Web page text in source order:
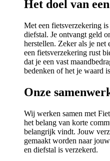
Het doel van
Met een fietsverzekering
diefstal. Je ontvangt geld
herstellen. Zeker als je net
een fietsverzekering rust
dat je een vast
bedenken of het je waard
Onze
Wij werken samen met
het belang van korte
belangrijk vindt. Jouw
gemaakt worden naar
en diefstal is verzekerd.